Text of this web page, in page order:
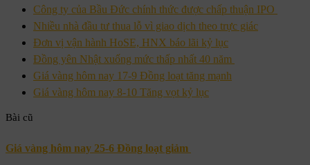
Công ty của Bầu Đức chính thức được chấp thuận IPO
Nhiều nhà đầu tư thua lỗ vì giao dịch theo trực giác
Đơn vị vận hành HoSE, HNX báo lãi kỷ lục
Đồng yên Nhật xuống mức thấp nhất 40 năm
Giá vàng hôm nay 17-9 Đồng loạt tăng mạnh
Giá vàng hôm nay 8-10 Tăng vọt kỷ lục
Bài cũ
Giá vàng hôm nay 25-6 Đồng loạt giảm